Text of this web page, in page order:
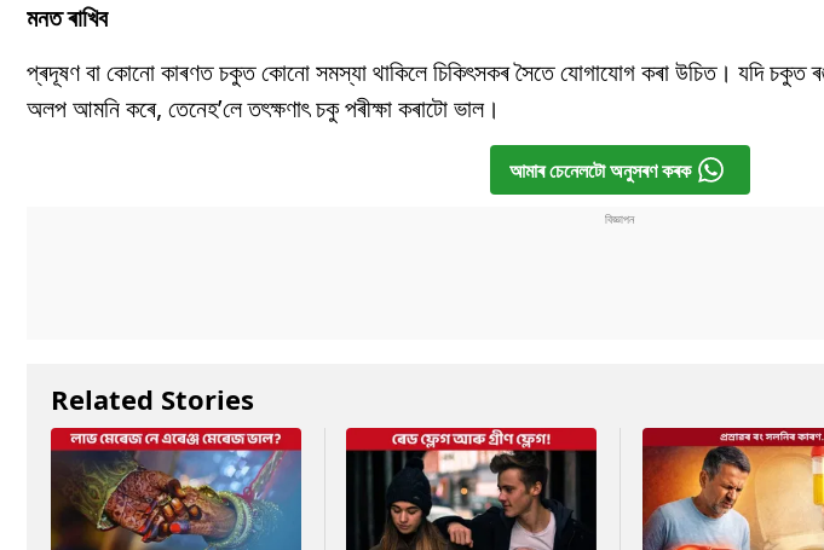
মনত ৰাখিব
প্ৰদূষণ বা কোনো কাৰণত চকুত কোনো সমস্যা থাকিলে চিকিৎসকৰ সৈতে যোগাযোগ কৰা উচিত। যদি চকুত
অলপ আমনি কৰে, তেনেহ’লে তৎক্ষণাৎ চকু পৰীক্ষা কৰাটো ভাল।
আমাৰ চেনেলটো অনুসৰণ কৰক
Related Stories